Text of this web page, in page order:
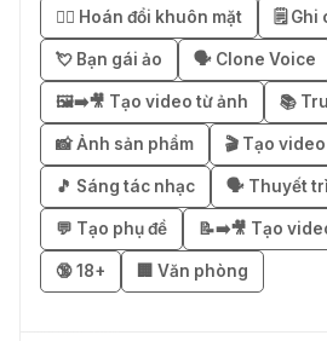
Business miễn phí
03 Thg 08 2026
🎁 Mẹo nhận 1
miễn phí bằng VPN
02 Thg 08 2026
֎ Cách nhận
miễn phí
😶‍🌫️ Hoán đổi khuôn mặt 🗒️ Ghi
💘 Bạn gái ảo 🗣️ Clone Voice
🖼️➡️🎥 Tạo video từ ảnh 📚
📸 Ảnh sản phẩm 🎬 Tạo video
🎵 Sáng tác nhạc 🗣️ Thuyết
💬 Tạo phụ đề 📝➡️🎥 Tạo
🔞 18+ 🏢 Văn phòng